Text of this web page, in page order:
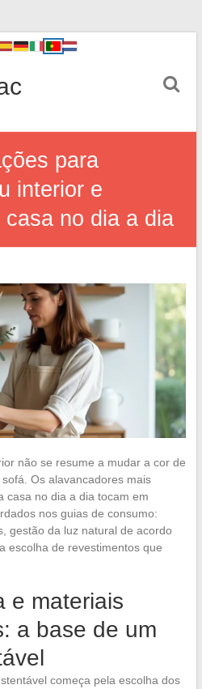
para
interior e
no dia a dia
não se resume a mudar a cor de
Os alavancadores mais
casa no dia a dia tocam em
nos guias de consumo:
gestão da luz natural de acordo
escolha de revestimentos que
e materiais
a base de um
começa pela escolha dos